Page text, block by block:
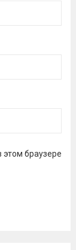
этом браузере